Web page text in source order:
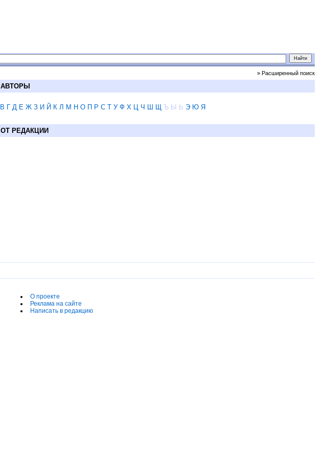
» Расширенный поиск
АВТОРЫ
В Г Д Е Ж З И Й К Л М Н О П Р С Т У Ф Х Ц Ч Ш Щ Ъ Ы Ь Э Ю Я
ОТ РЕДАКЦИИ
О проекте
Реклама на сайте
Написать в редакцию